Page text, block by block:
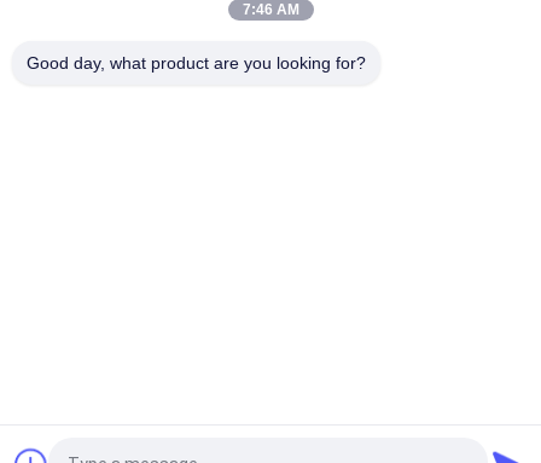
7:46 AM
Good day, what product are you looking for?